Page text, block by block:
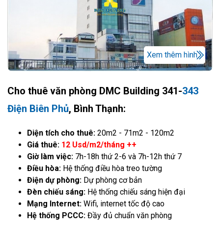
Xem thêm hình
Cho thuê văn phòng DMC Building 341-343
Điện Biên Phủ, Bình Thạnh:
Diện tích cho thuê: 20m2 - 71m2 - 120m2
Giá thuê: 12 Usd/m2/tháng ++
Giờ làm việc: 7h-18h thứ 2-6 và 7h-12h thứ 7
Điều hòa: Hệ thống điều hòa treo tường
Điện dự phòng: Dự phòng cơ bản
Đèn chiếu sáng: Hệ thống chiếu sáng hiện đại
Mạng Internet: Wifi, internet tốc độ cao
Hệ thống PCCC: Đầy đủ chuẩn văn phòng